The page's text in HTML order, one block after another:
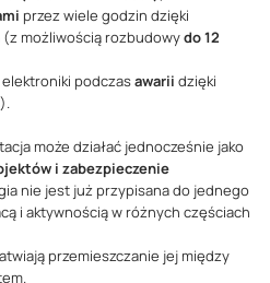
przez wiele godzin dzięki
(z możliwością rozbudowydo 12
podczasawarii dzięki
może działać jednocześnie jako
i zabezpieczenie
nie jest już przypisana do jednego
i aktywnością w różnych częściach
przemieszczanie jej między